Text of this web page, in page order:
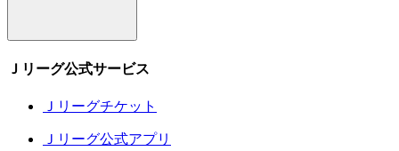
Ｊリーグ公式サービス
Ｊリーグチケット
Ｊリーグ公式アプリ